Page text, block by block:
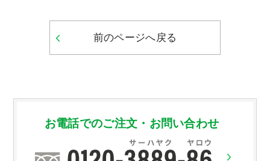
前のページへ戻る
お電話でのご注文・お問い合わせ